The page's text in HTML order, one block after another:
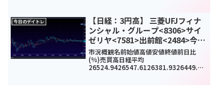
今日のデイトレ
【日経：3円高】 三菱UFJフィナ
ンシャル・グループ<8306>サイ
ゼリヤ<7581>出前館<2484>今日
のデイトレ1月12日
市況概観名前始値高値安値終値前日比
(%)売買高日経平均
26524.9426547.6126381.9326449.82